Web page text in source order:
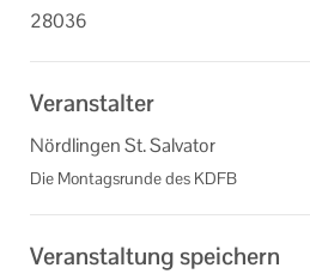
28036
Veranstalter
Nördlingen St. Salvator
Die Montagsrunde des KDFB
Veranstaltung speichern